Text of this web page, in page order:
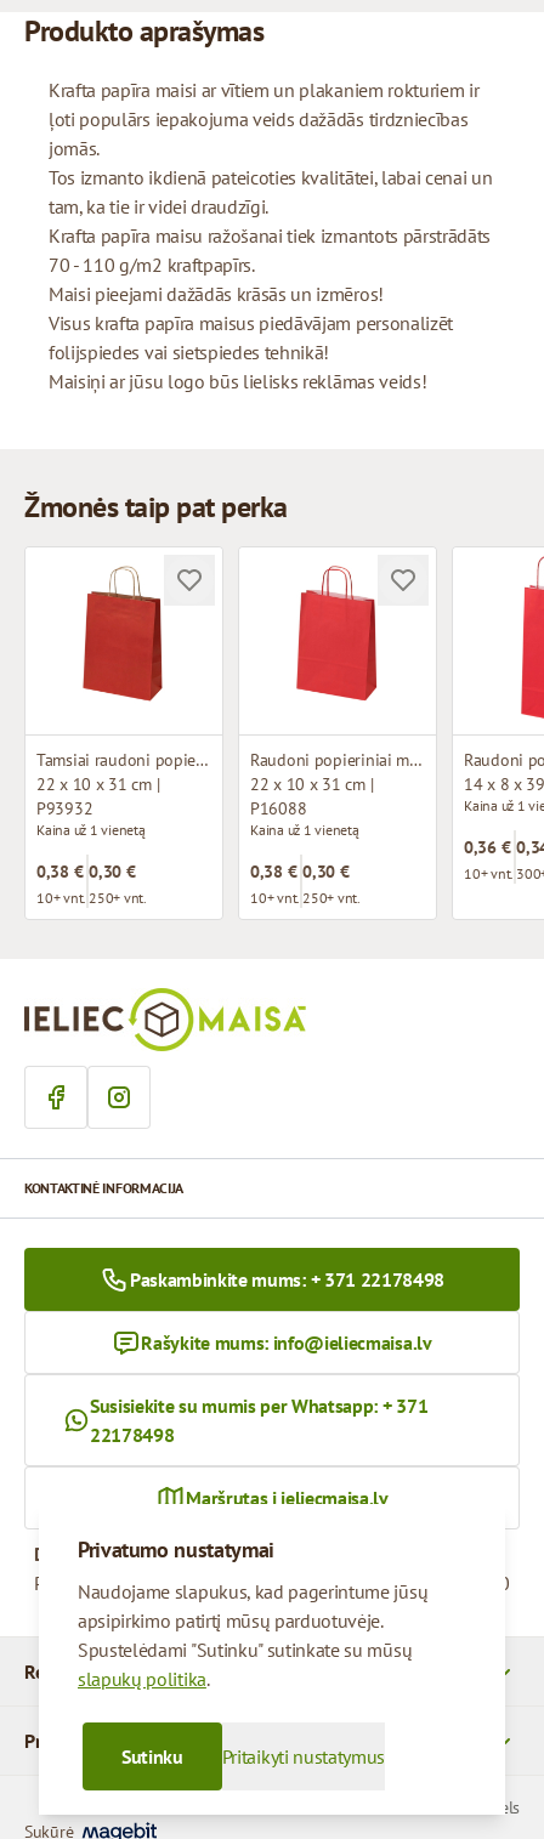
Produkto aprašymas
Krafta papīra maisi ar vītiem un plakaniem rokturiem ir
ļoti populārs iepakojuma veids dažādās tirdzniecības
jomās.
Tos izmanto ikdienā pateicoties kvalitātei, labai cenai un
tam, ka tie ir videi draudzīgi.
Krafta papīra maisu ražošanai tiek izmantots pārstrādāts
70 - 110 g/m2 kraftpapīrs.
Maisi pieejami dažādās krāsās un izmēros!
Visus krafta papīra maisus piedāvājam personalizēt
folijspiedes vai sietspiedes tehnikā!
Maisiņi ar jūsu logo būs lielisks reklāmas veids!
Žmonės taip pat perka
Tamsiai raudoni popieriniai maišeliai su susuktomis rankenomis
22 x 10 x 31 cm |
P93932
Kaina už 1 vienetą
0,38 €
10+ vnt.
0,30 €
250+ vnt.
Raudoni popieriniai maišeliai su susuktomis rankenomis
22 x 10 x 31 cm |
P16088
Kaina už 1 vienetą
0,38 €
10+ vnt.
0,30 €
250+ vnt.
14 x 8 x
Kaina už 1
0,36 €
10+ vnt.
Privatumo nustatymai
Naudojame slapukus, kad pagerintume jūsų
apsipirkimo patirtį mūsų parduotuvėje.
Spustelėdami "Sutinku" sutinkate su mūsų
slapukų politika.
Pritaikyti nustatymus
Sutinku
Rekvizitai
Produktai
KONTAKTINĖ INFORMACIJA
Paskambinkite mums: + 371 22178498
Rašykite mums: info@ieliecmaisa.lv
Susisiekite su mumis per Whatsapp: + 371
22178498
Maršrutas į ieliecmaisa.lv
Darbo valandos
Pirmadienis – penktadienis
09:00 - 17:00
© 2026 SIA Parcels
Sukūrė